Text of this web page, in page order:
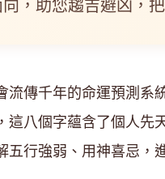
傳千年的命運預測系
八個字蘊含了個人先
行強弱、用神喜忌，